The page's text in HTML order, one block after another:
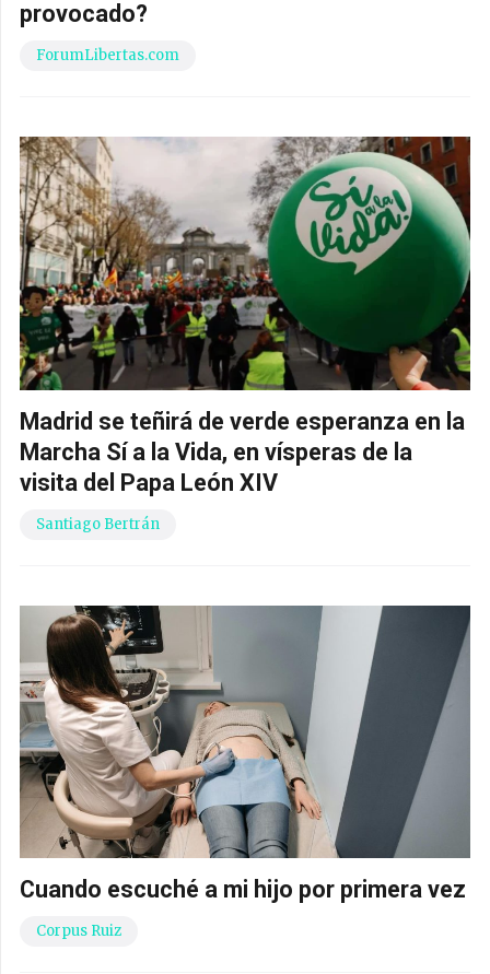
provocado?
ForumLibertas.com
Madrid se teñirá de verde esperanza en la
Marcha Sí a la Vida, en vísperas de la
visita del Papa León XIV
Santiago Bertrán
Cuando escuché a mi hijo por primera vez
Corpus Ruiz